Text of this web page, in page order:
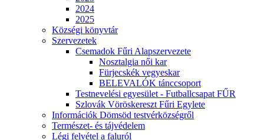
2024
2025
Községi könyvtár
Szervezetek
Csemadok Fűri Alapszervezete
Nosztalgia női kar
Fürjecskék vegyeskar
BELEVALÓK tánccsoport
Testnevelési egyesület - Futballcsapat FŰR
Szlovák Vöröskereszt Fűri Egylete
Információk Dömsöd testvérközségről
Természet- és tájvédelem
Légi felvétel a faluról